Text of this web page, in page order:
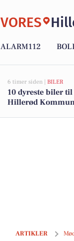
VORES
ALARM112
6 timer siden | BILER
10 dyreste biler
Hillerød
ARTIKLER
Ejvind